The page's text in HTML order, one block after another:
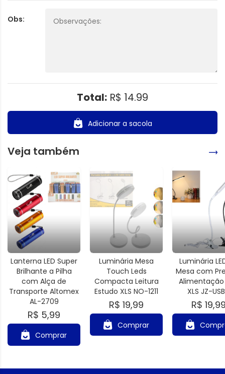
Obs:
Total: R$ 14.99
Adicionar a sacola
Veja também
Lanterna LED Super
Brilhante a Pilha
com Alça de
Transporte Altomex
AL-2709
R$ 5,99
Comprar
Luminária Mesa
Touch Leds
Compacta Leitura
Estudo XLS NO-1211
R$ 19,99
Comprar
Luminária
Mesa com
Alimentação
XLS JZ-
R$